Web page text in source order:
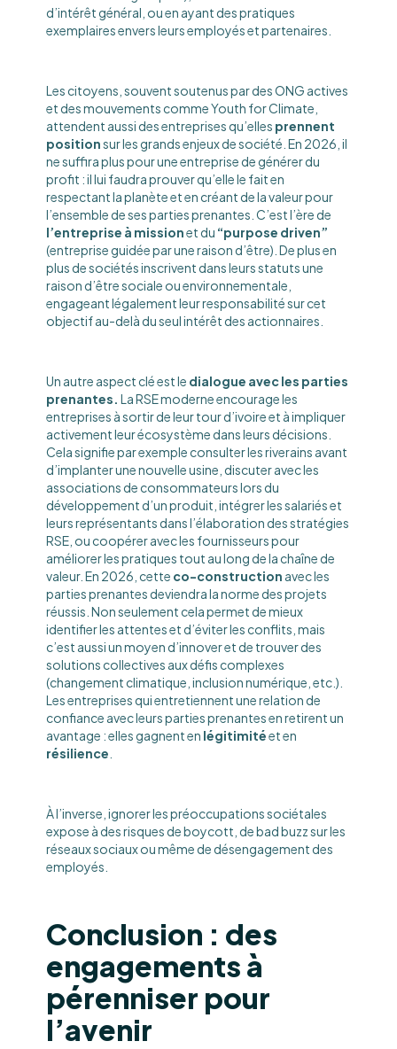
d’intérêt général, ou en ayant des pratiques
exemplaires envers leurs employés et partenaires.
Les citoyens, souvent soutenus par des ONG actives
et des mouvements comme Youth for Climate,
attendent aussi des entreprises qu’elles prennent
positionsur les grands enjeux de société. En 2026, il
ne suffira plus pour une entreprise de générer du
profit : il lui faudra prouver qu’elle le fait en
respectant la planète et en créant de la valeur pour
l’ensemble de ses parties prenantes. C’est l’ère de
l’entreprise à missionet du “purpose driven”
(entreprise guidée par une raison d’être). De plus en
plus de sociétés inscrivent dans leurs statuts une
raison d’être sociale ou environnementale,
engageant légalement leur responsabilité sur cet
objectif au-delà du seul intérêt des actionnaires.
Un autre aspect clé est le dialogue avec les parties
prenantes. La RSE moderne encourage les
entreprises à sortir de leur tour d’ivoire et à impliquer
activement leur écosystème dans leurs décisions.
Cela signifie par exemple consulter les riverains avant
d’implanter une nouvelle usine, discuter avec les
associations de consommateurs lors du
développement d’un produit, intégrer les salariés et
leurs représentants dans l’élaboration des stratégies
RSE, ou coopérer avec les fournisseurs pour
améliorer les pratiques tout au long de la chaîne de
valeur. En 2026, cette co-construction avec les
parties prenantes deviendra la norme des projets
réussis. Non seulement cela permet de mieux
identifier les attentes et d’éviter les conflits, mais
c’est aussi un moyen d’innover et de trouver des
solutions collectives aux défis complexes
(changement climatique, inclusion numérique, etc.).
Les entreprises qui entretiennent une relation de
confiance avec leurs parties prenantes en retirent un
avantage : elles gagnent en légitimitéet en
résilience
À l’inverse, ignorer les préoccupations sociétales
expose à des risques de boycott, de bad buzz sur les
réseaux sociaux ou même de désengagement des
employés.
Conclusion : des
engagements à
pérenniser pour
l’avenir